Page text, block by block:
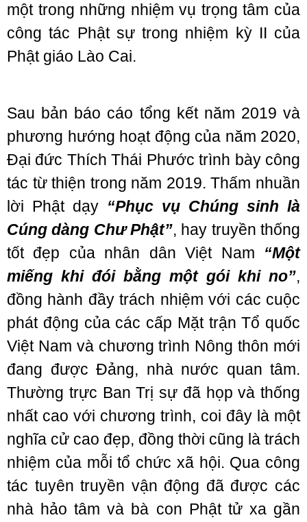
một trong những nhiệm vụ trọng tâm của
công tác Phật sự trong nhiệm kỳ II của
Phật giáo Lào Cai.
Sau bản báo cáo tổng kết năm 2019 và
phương hướng hoạt động của năm 2020,
Đại đức Thích Thái Phước trình bày công
tác từ thiện trong năm 2019. Thấm nhuần
lời Phật dạy “Phục vụ Chúng sinh là
Cúng dàng Chư Phật”, hay truyền thống
tốt đẹp của nhân dân Việt Nam “Một
miếng khi đói bằng một gói khi no”,
đồng hành đầy trách nhiệm với các cuộc
phát động của các cấp Mặt trận Tổ quốc
Việt Nam và chương trình Nông thôn mới
đang được Đảng, nhà nước quan tâm.
Thường trực Ban Trị sự đã họp và thống
nhất cao với chương trình, coi đây là một
nghĩa cử cao đẹp, đồng thời cũng là trách
nhiệm của mỗi tổ chức xã hội. Qua công
tác tuyên truyền vận động đã được các
nhà hảo tâm và bà con Phật tử xa gần